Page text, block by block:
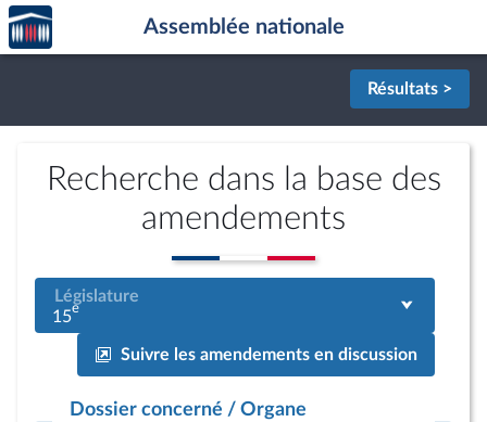
Aller au contenu
Aller en bas de la page
Accèder
à la
page
Assemblée nationale
Résultats >
Recherche dans la base des
amendements
Législature
15e
Suivre les amendements en discussion
Dossier concerné / Organe